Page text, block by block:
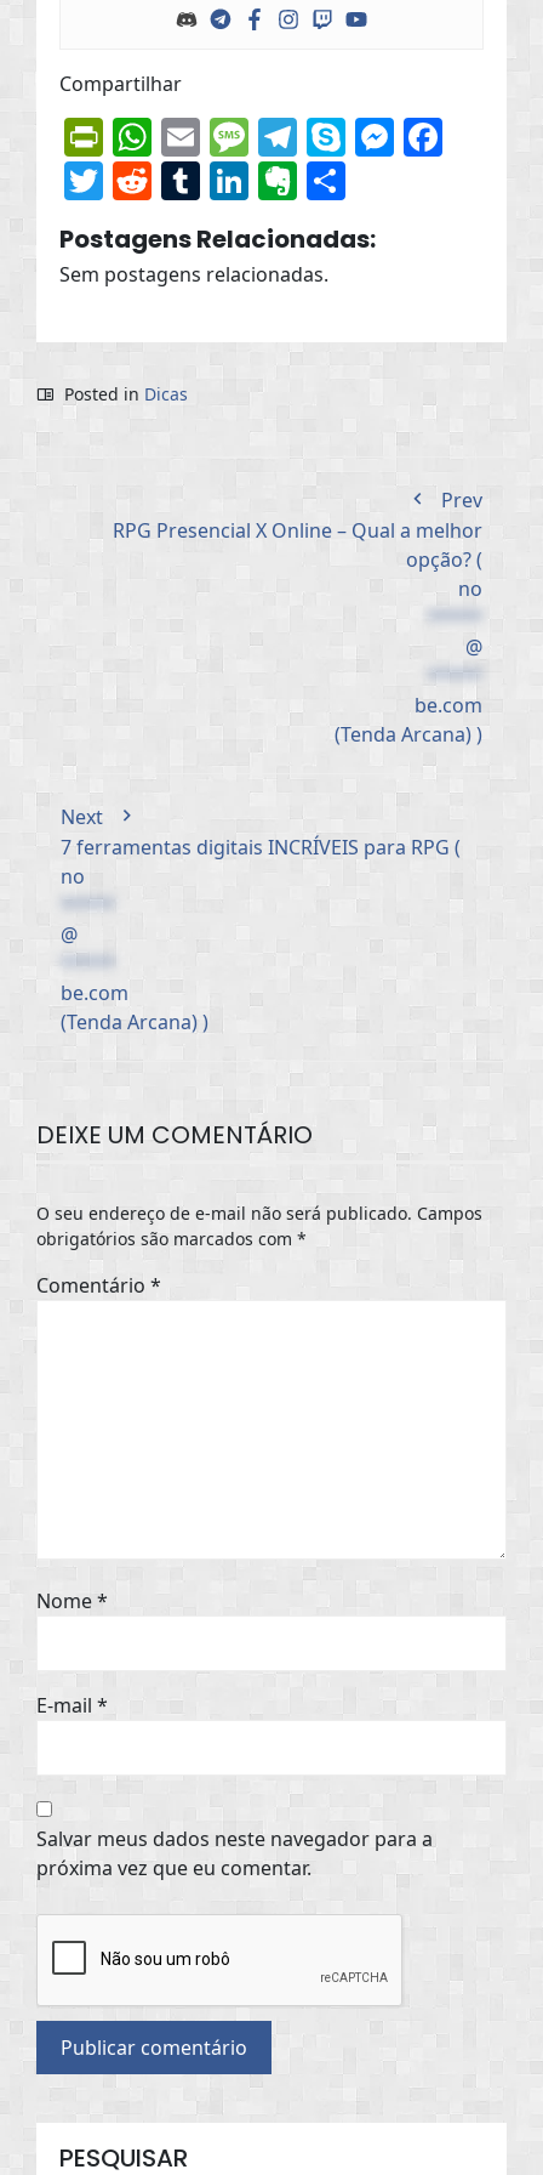
Compartilhar
PrintFriendly
WhatsApp
EmailMessage
Telegram
Skype
Twitter
Reddit
Tumblr
LinkedIn
Evernote
Postagens Relacionadas:
Sem postagens relacionadas.
Posted in Dicas
Prev
RPG Presencial X Online – Qual a melhor
opção? (
no
*****
@
*****
be.com
(Tenda Arcana) )
Next
7 ferramentas digitais INCRÍVEIS para RPG (
no
*****
@
*****
be.com
(Tenda Arcana) )
DEIXE UM COMENTÁRIO
O seu endereço de e-mail não será publicado. Campos
obrigatórios são marcados com *
Comentário *
Nome*
E-mail *
Salvar meus dados neste navegador para a
próxima vez que eu comentar.
PESQUISAR